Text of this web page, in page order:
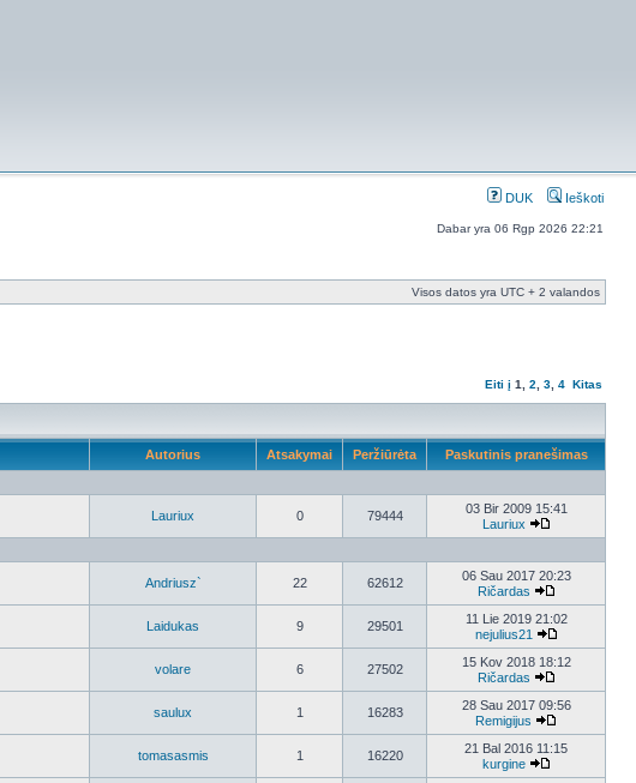
DUK Ieškoti
Dabar yra 06 Rgp 2026 22:21
Visos datos yra UTC + 2 valandos
Eiti į 1 2 3 4 Kitas
Autorius Atsakymai Peržiūrėta Paskutinis pranešimas
Lauriux 0 79444
03 Bir 2009 15:41
Lauriux
Andriusz` 22 62612
06 Sau 2017 20:23
Ričardas
Laidukas 9 29501
11 Lie 2019 21:02
nejulius21
volare 6 27502
15 Kov 2018 18:12
Ričardas
saulux 1 16283
28 Sau 2017 09:56
Remigijus
tomasasmis 1 16220
21 Bal 2016 11:15
kurgine